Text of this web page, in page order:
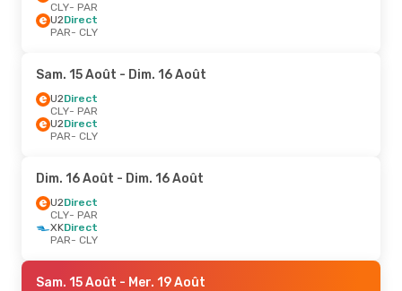
CLY- PAR
U2Direct
PAR- CLY
Sam. 15 Août - Dim. 16 Août
U2Direct
CLY- PAR
U2Direct
PAR- CLY
Dim. 16 Août - Dim. 16 Août
U2Direct
CLY- PAR
XKDirect
PAR- CLY
Sam. 15 Août - Mer. 19 Août